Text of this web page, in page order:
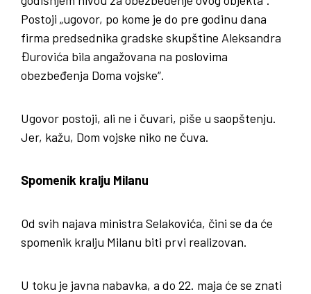
Postoji „ugovor, po kome je do pre godinu dana
firma predsednika gradske skupštine Aleksandra
Đurovića bila angažovana na poslovima
obezbeđenja Doma vojske“.
Ugovor postoji, ali ne i čuvari, piše u saopštenju.
Jer, kažu, Dom vojske niko ne čuva.
Spomenik kralju Milanu
Od svih najava ministra Selakovića, čini se da će
spomenik kralju Milanu biti prvi realizovan.
U toku je javna nabavka, a do 22. maja će se znati